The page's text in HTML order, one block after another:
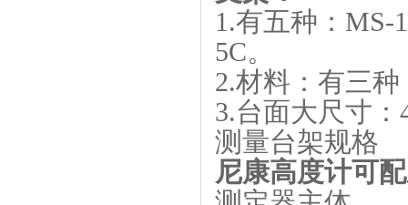
1.有五种：MS-
5C。
2.材料：有三
3.台面大尺寸：
测量台架规格
尼康高度计可